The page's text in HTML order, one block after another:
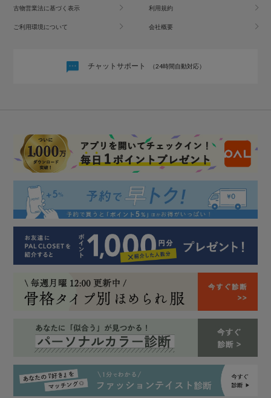
古物営業法に基づく表示 利用規約
ご利用環境について 会社概要
チャットサポート （24時間自動対応）